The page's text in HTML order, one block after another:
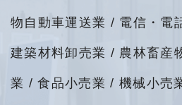
物自動車運送業 / 電信・電
建築材料卸売業 / 農林畜産
業 / 食品小売業 / 機械小売